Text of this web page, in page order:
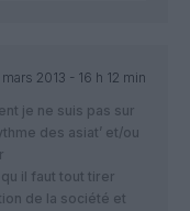
mars 2013 - 16 h 12 min
je ne suis pas sur
des asiat’ et/ou
il faut tout tirer
de la société et